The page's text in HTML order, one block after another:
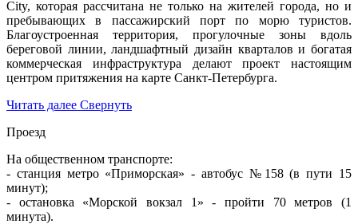
City, которая рассчитана не только на жителей города, но и
пребывающих в пассажирский порт по морю туристов.
Благоустроенная территория, прогулочные зоны вдоль
береговой линии, ландшафтный дизайн кварталов и богатая
коммерческая инфраструктура делают проект настоящим
центром притяжения на карте Санкт-Петербурга.
Читать далее Свернуть
Проезд
На общественном транспорте:
- станция метро «Приморская» - автобус №158 (в пути 15
минут);
- остановка «Морской вокзал 1» - пройти 70 метров (1
минута).